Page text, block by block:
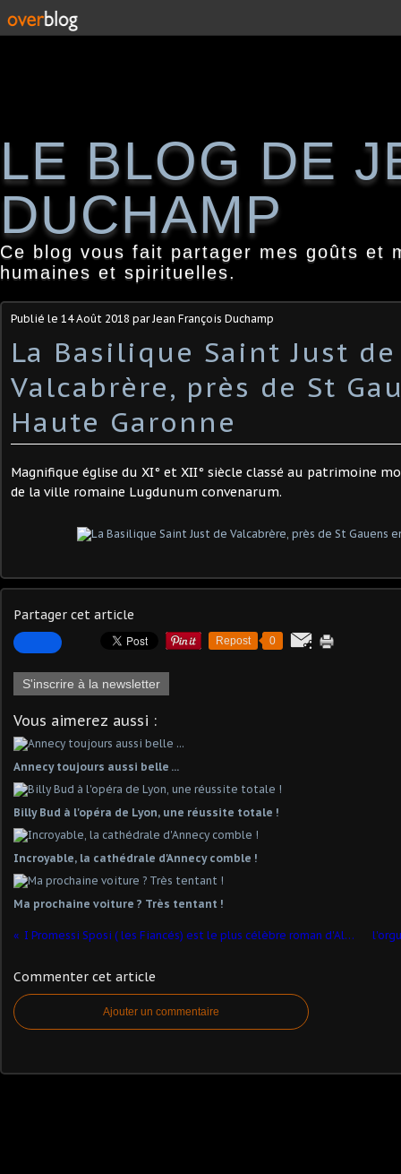
LE BLOG DE
DUCHAMP
Ce blog vous fait partager mes goûts et
humaines et spirituelles.
Publié le 14 Août 2018 par Jean François Duchamp
La Basilique Saint Just de
Valcabrère, près de St
Haute Garonne
Magnifique église du XI° et XII° siècle classé au patrimoine
de la ville romaine Lugdunum convenarum.
Partager cet article
Repost 0
S'inscrire à la newsletter
Vous aimerez aussi :
Annecy toujours aussi belle ...
Billy Bud à l'opéra de Lyon, une réussite totale !
Incroyable, la cathédrale d'Annecy comble !
Ma prochaine voiture ? Très tentant !
I Promessi Sposi ( les Fiancés) est le plus célèbre roman d'Alessandro Manzoni.
Commenter cet article
Ajouter un commentaire